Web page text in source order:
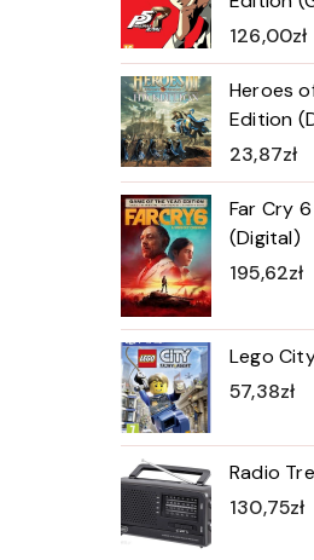
126,00zł
Heroes
Edition
23,87zł
Far Cry
(Digital)
195,62zł
Lego
57,38zł
Radio
130,75zł